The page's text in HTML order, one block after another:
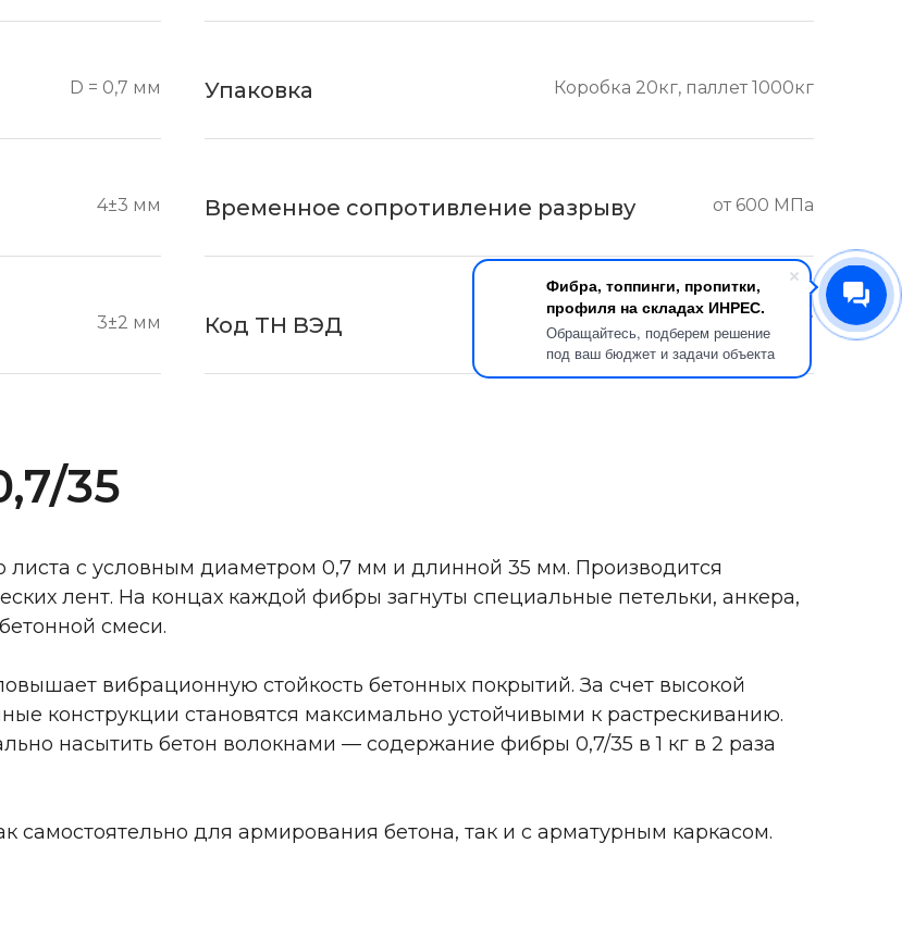
Фибра, топпинги, пропитки,
профиля на складах ИНРЕС.
Обращайтесь, подберем решение
под ваш бюджет и задачи объекта
D = 0,7 мм
4±3 мм
3±2 мм
Упаковка Коробка 20кг, паллет 1000кг
Временное сопротивление разрыву от 600 МПа
Код ТН ВЭД 7326909807
35
листа с условным диаметром 0,7 мм и длинной 35 мм. Производится
лент. На концах каждой фибры загнуты специальные петельки, анкера,
смеси.
вибрационную стойкость бетонных покрытий. За счет высокой
конструкции становятся максимально устойчивыми к растрескиванию.
насытить бетон волокнами — содержание фибры 0,7/35 в 1 кг в 2 раза
для армирования бетона, так и с арматурным каркасом.